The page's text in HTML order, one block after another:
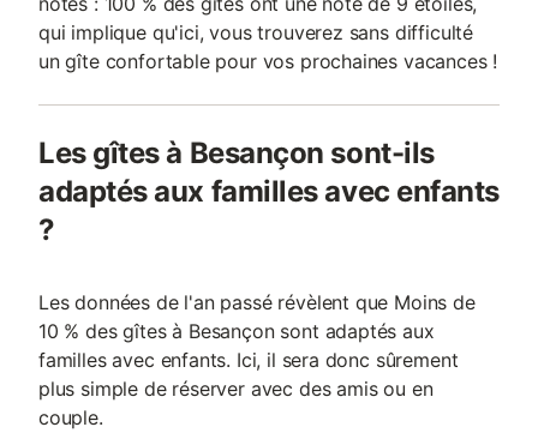
qui implique qu'ici, vous trouverez sans difficulté
un gîte confortable pour vos prochaines vacances !
Les gîtes à Besançon sont-ils
adaptés aux familles avec enfants
?
Les données de l'an passé révèlent que Moins de
10 % des gîtes à Besançon sont adaptés aux
familles avec enfants. Ici, il sera donc sûrement
plus simple de réserver avec des amis ou en
couple.